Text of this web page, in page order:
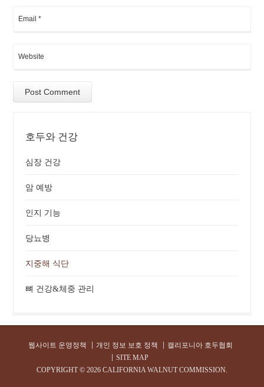
호두와 건강
심장 건강
암 예방
인지 기능
당뇨병
지중해 식단
뼈 건강&체중 관리
웹사이트 운영정책 개인 정보 보호 정책
캘리포니아 호두협회
SITE MAP
COPYRIGHT © 2026 CALIFORNIA WALNUT COMMISSION.